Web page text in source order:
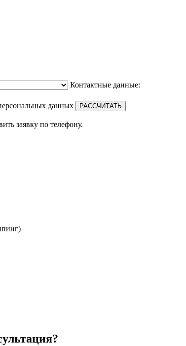
Контактные данные:
данных
заявку по телефону.